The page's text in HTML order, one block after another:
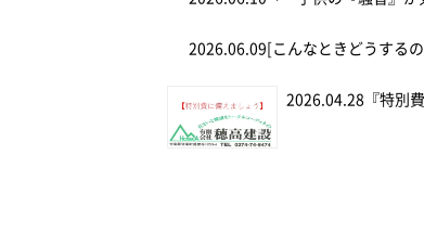
2026.06.09 [こんなときどうする
2026.04.28 『特別